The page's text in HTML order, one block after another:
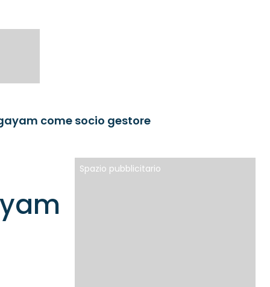
come socio gestore
Spazio pubblicitario